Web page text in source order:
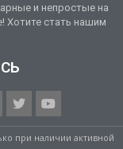
и непростые на
Хотите стать нашим
при наличии активной